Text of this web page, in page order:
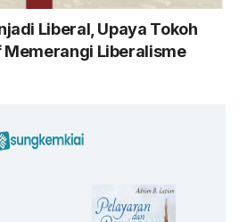
Liberal, Upaya Tokoh
Liberalisme